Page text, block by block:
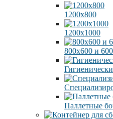
1200х800
1200х1000
800х600 и
Паллетные